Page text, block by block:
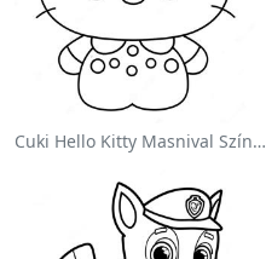
Cuki Hello Kitty Masnival Színezőlap